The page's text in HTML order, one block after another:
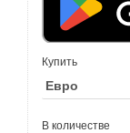
Купить
В количестве